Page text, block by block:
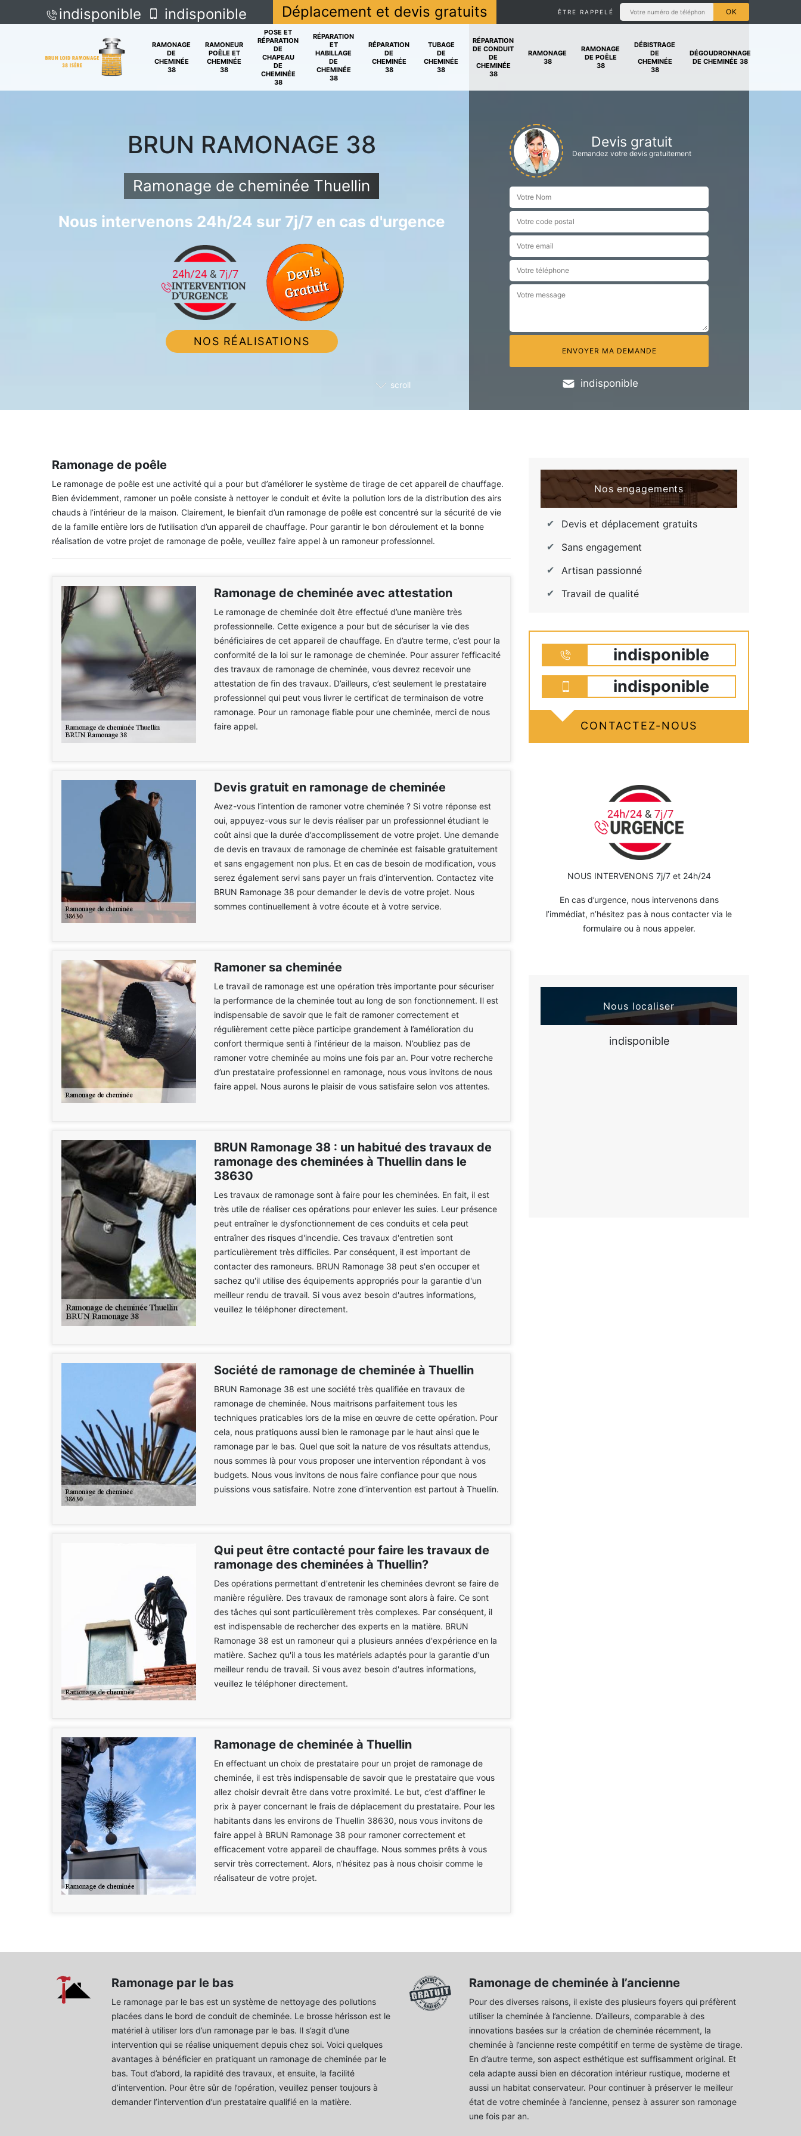
indisponible indisponible Déplacement et devis gratuits ÊTRE RAPPELÉ
RAMONAGE
DE
CHEMINÉE
38
RAMONEUR
POÊLE ET
CHEMINÉE
38
POSE ET
RÉPARATION
DE
CHAPEAU
DE
CHEMINÉE
38
RÉPARATION
ET
HABILLAGE
DE
CHEMINÉE
38
RÉPARATION
DE
CHEMINÉE
38
TUBAGE
DE
CHEMINÉE
38
RÉPARATION
DE CONDUIT
DE
CHEMINÉE
38
RAMONAGE
38
RAMONAGE
DE POÊLE
38
DÉBISTRAGE
DE
CHEMINÉE
38
DÉGOUDRONNAGE
DE CHEMINÉE 38
scroll
BRUN RAMONAGE 38
Ramonage de cheminée Thuellin
Nous intervenons 24h/24 sur 7j/7 en cas d'urgence
NOS RÉALISATIONS
Devis gratuit
Demandez votre devis gratuitement
indisponible
Ramonage de poêle
Le ramonage de poêle est une activité qui a pour but d’améliorer le système de tirage de cet appareil de chauffage.
Bien évidemment, ramoner un poêle consiste à nettoyer le conduit et évite la pollution lors de la distribution des airs
chauds à l’intérieur de la maison. Clairement, le bienfait d’un ramonage de poêle est concentré sur la sécurité de vie
de la famille entière lors de l’utilisation d’un appareil de chauffage. Pour garantir le bon déroulement et la bonne
réalisation de votre projet de ramonage de poêle, veuillez faire appel à un ramoneur professionnel.
Ramonage de cheminée avec attestation
Le ramonage de cheminée doit être effectué d’une manière très
professionnelle. Cette exigence a pour but de sécuriser la vie des
bénéficiaires de cet appareil de chauffage. En d’autre terme, c’est pour la
conformité de la loi sur le ramonage de cheminée. Pour assurer l’efficacité
des travaux de ramonage de cheminée, vous devrez recevoir une
attestation de fin des travaux. D’ailleurs, c’est seulement le prestataire
professionnel qui peut vous livrer le certificat de terminaison de votre
ramonage. Pour un ramonage fiable pour une cheminée, merci de nous
faire appel.
Devis gratuit en ramonage de cheminée
Avez-vous l’intention de ramoner votre cheminée ? Si votre réponse est
oui, appuyez-vous sur le devis réaliser par un professionnel étudiant le
coût ainsi que la durée d’accomplissement de votre projet. Une demande
de devis en travaux de ramonage de cheminée est faisable gratuitement
et sans engagement non plus. Et en cas de besoin de modification, vous
serez également servi sans payer un frais d’intervention. Contactez vite
BRUN Ramonage 38 pour demander le devis de votre projet. Nous
sommes continuellement à votre écoute et à votre service.
Ramoner sa cheminée
Le travail de ramonage est une opération très importante pour sécuriser
la performance de la cheminée tout au long de son fonctionnement. Il est
indispensable de savoir que le fait de ramoner correctement et
régulièrement cette pièce participe grandement à l’amélioration du
confort thermique senti à l’intérieur de la maison. N’oubliez pas de
ramoner votre cheminée au moins une fois par an. Pour votre recherche
d’un prestataire professionnel en ramonage, nous vous invitons de nous
faire appel. Nous aurons le plaisir de vous satisfaire selon vos attentes.
BRUN Ramonage 38 : un habitué des travaux de
ramonage des cheminées à Thuellin dans le
38630
Les travaux de ramonage sont à faire pour les cheminées. En fait, il est
très utile de réaliser ces opérations pour enlever les suies. Leur présence
peut entraîner le dysfonctionnement de ces conduits et cela peut
entraîner des risques d'incendie. Ces travaux d'entretien sont
particulièrement très difficiles. Par conséquent, il est important de
contacter des ramoneurs. BRUN Ramonage 38 peut s'en occuper et
sachez qu'il utilise des équipements appropriés pour la garantie d'un
meilleur rendu de travail. Si vous avez besoin d'autres informations,
veuillez le téléphoner directement.
Société de ramonage de cheminée à Thuellin
BRUN Ramonage 38 est une société très qualifiée en travaux de
ramonage de cheminée. Nous maitrisons parfaitement tous les
techniques praticables lors de la mise en œuvre de cette opération. Pour
cela, nous pratiquons aussi bien le ramonage par le haut ainsi que le
ramonage par le bas. Quel que soit la nature de vos résultats attendus,
nous sommes là pour vous proposer une intervention répondant à vos
budgets. Nous vous invitons de nous faire confiance pour que nous
puissions vous satisfaire. Notre zone d’intervention est partout à Thuellin.
Qui peut être contacté pour faire les travaux de
ramonage des cheminées à Thuellin?
Des opérations permettant d'entretenir les cheminées devront se faire de
manière régulière. Des travaux de ramonage sont alors à faire. Ce sont
des tâches qui sont particulièrement très complexes. Par conséquent, il
est indispensable de rechercher des experts en la matière. BRUN
Ramonage 38 est un ramoneur qui a plusieurs années d'expérience en la
matière. Sachez qu'il a tous les matériels adaptés pour la garantie d'un
meilleur rendu de travail. Si vous avez besoin d'autres informations,
veuillez le téléphoner directement.
Ramonage de cheminée à Thuellin
En effectuant un choix de prestataire pour un projet de ramonage de
cheminée, il est très indispensable de savoir que le prestataire que vous
allez choisir devrait être dans votre proximité. Le but, c’est d’affiner le
prix à payer concernant le frais de déplacement du prestataire. Pour les
habitants dans les environs de Thuellin 38630, nous vous invitons de
faire appel à BRUN Ramonage 38 pour ramoner correctement et
efficacement votre appareil de chauffage. Nous sommes prêts à vous
servir très correctement. Alors, n’hésitez pas à nous choisir comme le
réalisateur de votre projet.
Nos engagements
Devis et déplacement gratuits
Sans engagement
Artisan passionné
Travail de qualité
indisponible
indisponible
CONTACTEZ-NOUS
NOUS INTERVENONS 7j/7 et 24h/24
En cas d’urgence, nous intervenons dans
l’immédiat, n’hésitez pas à nous contacter via le
formulaire ou à nous appeler.
Nous localiser
indisponible
Ramonage par le bas
Le ramonage par le bas est un système de nettoyage des pollutions
placées dans le bord de conduit de cheminée. Le brosse hérisson est le
matériel à utiliser lors d’un ramonage par le bas. Il s’agit d’une
intervention qui se réalise uniquement depuis chez soi. Voici quelques
avantages à bénéficier en pratiquant un ramonage de cheminée par le
bas. Tout d’abord, la rapidité des travaux, et ensuite, la facilité
d’intervention. Pour être sûr de l’opération, veuillez penser toujours à
demander l’intervention d’un prestataire qualifié en la matière.
Ramonage de cheminée à l’ancienne
Pour des diverses raisons, il existe des plusieurs foyers qui préfèrent
utiliser la cheminée à l’ancienne. D’ailleurs, comparable à des
innovations basées sur la création de cheminée récemment, la
cheminée à l’ancienne reste compétitif en terme de système de tirage.
En d’autre terme, son aspect esthétique est suffisamment original. Et
cela adapte aussi bien en décoration intérieur rustique, moderne et
aussi un habitat conservateur. Pour continuer à préserver le meilleur
état de votre cheminée à l’ancienne, pensez à assurer son ramonage
une fois par an.